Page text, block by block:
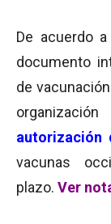
De acuerdo
documento
de
autorización
vacunas
plazo. Ver